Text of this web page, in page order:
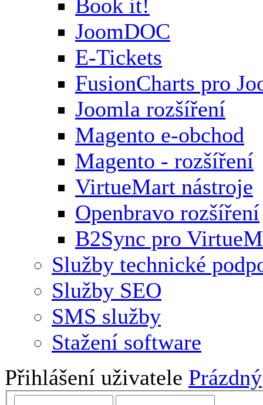
Book it!
JoomDOC
E-Tickets
FusionCharts pro
Joomla rozšíření
Magento e-obchod
Magento - rozšíření
VirtueMart nástroje
Openbravo rozšíření
B2Sync pro
Služby technické
Služby SEO
SMS služby
Stažení software
Přihlášení uživatele Prázdný